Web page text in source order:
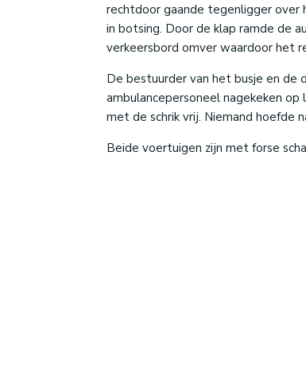
rechtdoor gaande tegenligger
in botsing. Door de klap ramde de
verkeersbord omver waardoor het
De bestuurder van het busje en de
ambulancepersoneel nagekeken
met de schrik vrij. Niemand hoefde
Beide voertuigen zijn met forse